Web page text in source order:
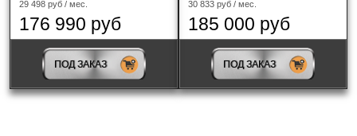
29 498 руб / мес.
176 990 руб
ПОД ЗАКАЗ
30 833 руб / мес.
185 000 руб
ПОД ЗАКАЗ